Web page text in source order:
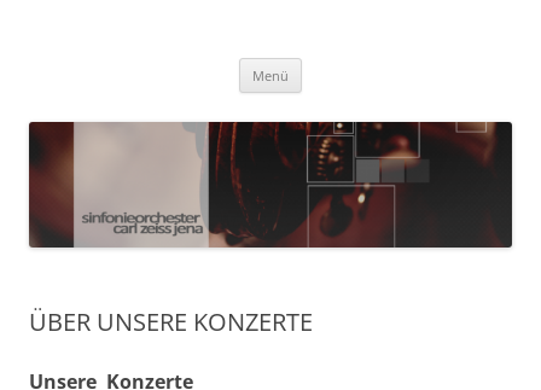
Menü
ÜBER UNSERE KONZERTE
Unsere Konzerte